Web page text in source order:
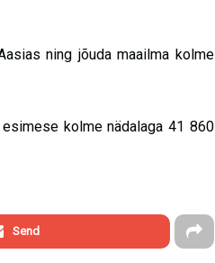
ning jõuda maailma kolme
kolme nädalaga 41 860
Send